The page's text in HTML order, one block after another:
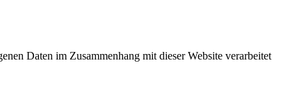
Daten im Zusammenhang mit dieser Website verarbeitet